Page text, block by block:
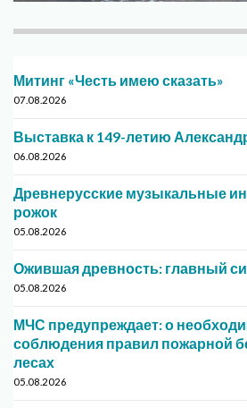
Митинг «Честь имею сказать»
07.08.2026
Выставка к 149-летию
06.08.2026
Древнерусские музыкальные
рожок
05.08.2026
Ожившая древность: главный
05.08.2026
МЧС предупреждает: о
соблюдения правил пожарной
лесах
05.08.2026